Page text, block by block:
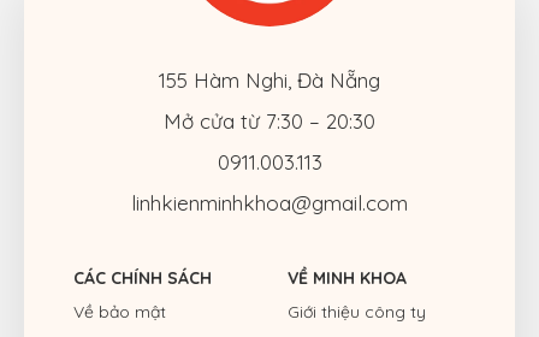
CÁC CHÍNH SÁCH
Về bảo mật
155 Hàm Nghi, Đà Nẵng
Mở cửa từ 7:30 – 20:30
0911.003.113
linhkienminhkhoa@gmail.com
VỀ MINH KHOA
Giới thiệu công ty